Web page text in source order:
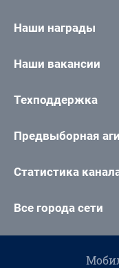
Наши награды
Наши вакансии
Техподдержка
Предвыборная
Статистика
Все города сети